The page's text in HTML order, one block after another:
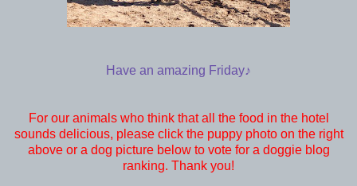
Have an amazing Friday♪
For our animals who think that all the food in the hotel
sounds delicious, please click the puppy photo on the right
above or a dog picture below to vote for a doggie blog
ranking. Thank you!